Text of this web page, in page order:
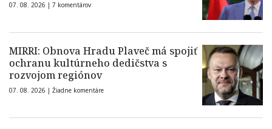
07. 08. 2026 | 7 komentárov
MIRRI: Obnova Hradu Plaveč má spojiť
ochranu kultúrneho dedičstva s
rozvojom regiónov
07. 08. 2026 | Žiadne komentáre